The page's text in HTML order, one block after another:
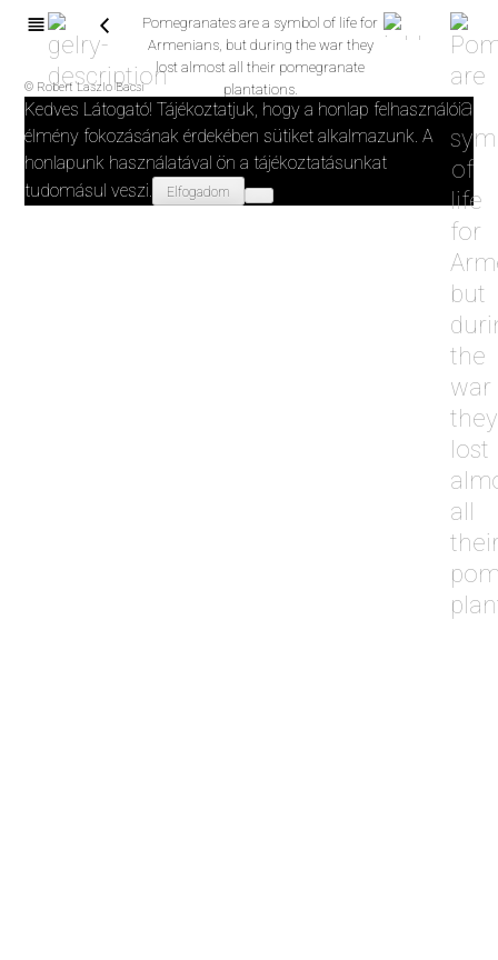
Pomegranates are a symbol of life for
Armenians, but during the war they
lost almost all their pomegranate
plantations.
© Robert Laszlo Bacsi
Kedves Látogató! Tájékoztatjuk, hogy a honlap felhasználói
élmény fokozásának érdekében sütiket alkalmazunk. A
honlapunk használatával ön a tájékoztatásunkat
tudomásul veszi.
Elfogadom